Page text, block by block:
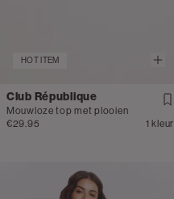
HOT ITEM
Club République
Mouwloze top met plooien
€29.95
1 kleur